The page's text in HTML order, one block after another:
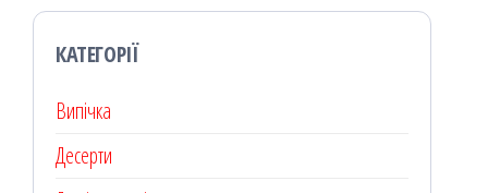
КАТЕГОРІЇ
Випічка
Десерти